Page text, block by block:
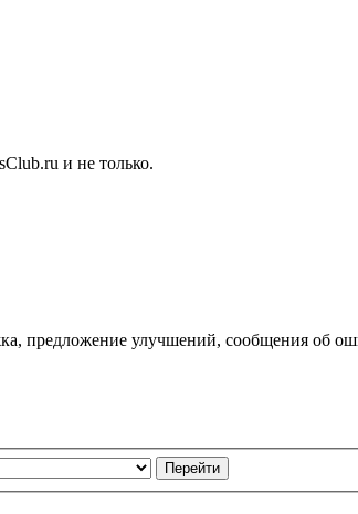
и не только.
предложение улучшений, сообщения об